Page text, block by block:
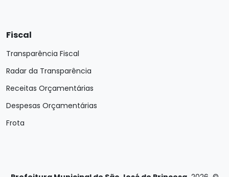
Fiscal
Transparência Fiscal
Radar da Transparência
Receitas Orçamentárias
Despesas Orçamentárias
Frota